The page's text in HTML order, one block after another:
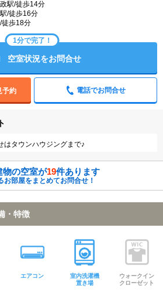
駅/徒歩14分
/徒歩16分
徒歩18分
1分で完了！
空室状況をお問合せ
予約 電話でお問合せ
はタウンハウジングまで♪
物の空室が19件あります
お部屋をまとめてお問合せ！
・特徴
エアコン
室内洗濯機
置き場
ウォークイン
クローゼット